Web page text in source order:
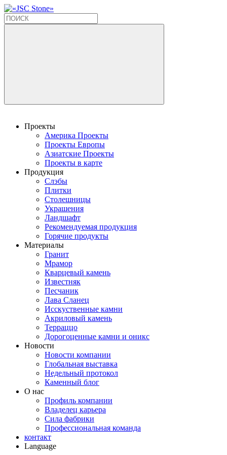
Проекты
Америка Проекты
Проекты Европы
Азиатские Проекты
Проекты в карте
Продукция
Слэбы
Плитки
Столешницы
Украшения
Ландшафт
Рекомендуемая продукция
Горячие продукты
Материалы
Гранит
Мрамор
Кварцевый камень
Известняк
Песчаник
Лава Сланец
Исскуственные камни
Акриловый камень
Терраццо
Дорогоценные камни и оникс
Новости
Новости компании
Глобальная выставка
Недельный протокол
Каменный блог
О нас
Профиль компании
Владелец карьера
Сила фабрики
Профессиональная команда
контакт
Language